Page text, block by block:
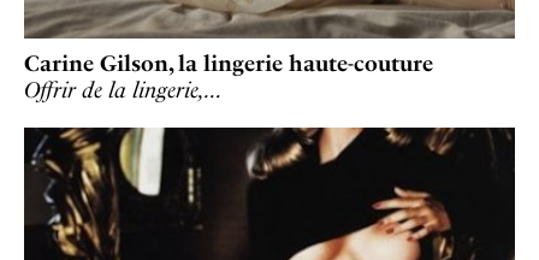
Carine Gilson, la lingerie haute-couture
Offrir de la lingerie,…